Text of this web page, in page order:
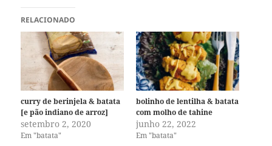
RELACIONADO
curry de berinjela & batata
[e pão indiano de arroz]
setembro 2, 2020
Em "batata"
bolinho de lentilha & batata
com molho de tahine
junho 22, 2022
Em "batata"